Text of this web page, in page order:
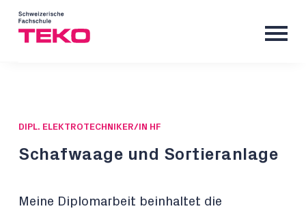
DIPL. ELEKTROTECHNIKER/IN HF
Schafwaage und Sortieranlage
Meine Diplomarbeit beinhaltet die